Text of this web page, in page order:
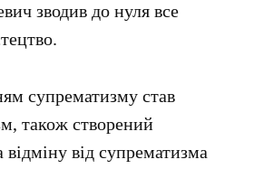
зводив до нуля все
супрематизму став
також створений
від супрематизма